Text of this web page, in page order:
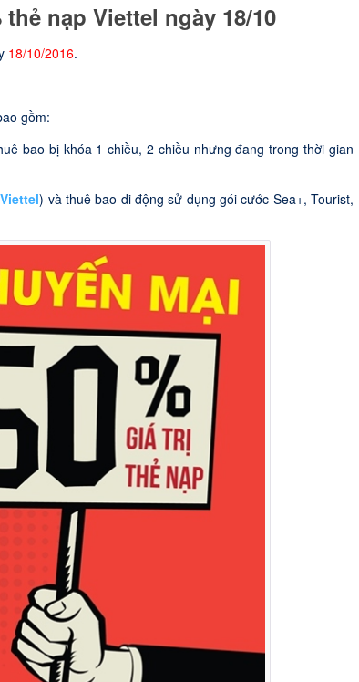
nạp Viettel ngày 18/10
18/10/2016.
gồm:
bao bị khóa 1 chiều, 2 chiều nhưng đang trong thời gian
) và thuê bao di động sử dụng gói cước Sea+, Tourist,